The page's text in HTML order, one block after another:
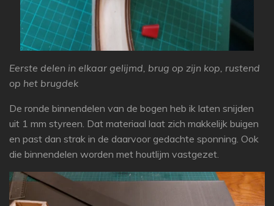
Eerste delen in elkaar gelijmd, brug op zijn kop, rustend
op het brugdek
De ronde binnendelen van de bogen heb ik laten snijden
uit 1 mm styreen. Dat materiaal laat zich makkelijk buigen
en past dan strak in de daarvoor gedachte sponning. Ook
die binnendelen worden met houtlijm vastgezet.